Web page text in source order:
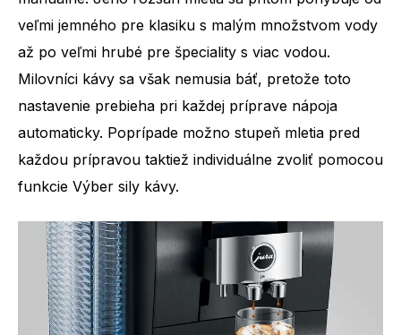
veľmi jemného pre klasiku s malým množstvom vody
až po veľmi hrubé pre špeciality s viac vodou.
Milovníci kávy sa však nemusia báť, pretože toto
nastavenie prebieha pri každej príprave nápoja
automaticky. Poprípade možno stupeň mletia pred
každou prípravou taktiež individuálne zvoliť pomocou
funkcie Výber sily kávy.